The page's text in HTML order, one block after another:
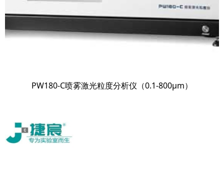
PW180-C喷雾激光粒度分析仪（0.1-800μm）